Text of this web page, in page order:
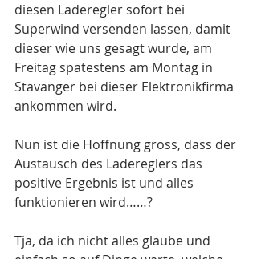
diesen Laderegler sofort bei
Superwind versenden lassen, damit
dieser wie uns gesagt wurde, am
Freitag spätestens am Montag in
Stavanger bei dieser Elektronikfirma
ankommen wird.
Nun ist die Hoffnung gross, dass der
Austausch des Ladereglers das
positive Ergebnis ist und alles
funktionieren wird……?
Tja, da ich nicht alles glaube und